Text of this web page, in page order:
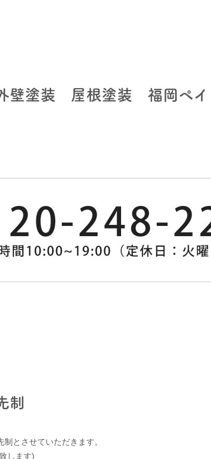
塗装 屋根塗装 福岡ペイ
制
とさせていただきます。
します)